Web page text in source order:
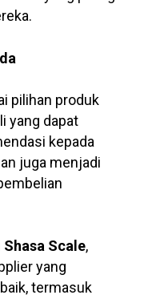
pilihan produk
yang dapat
kepada
juga menjadi
Shasa Scale,
yang
termasuk